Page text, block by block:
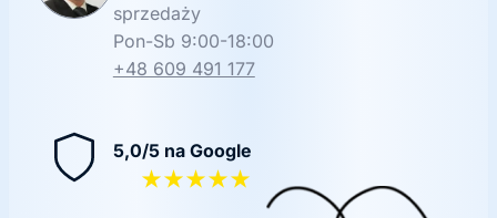
sprzedaży
Pon-Sb 9:00-18:00
+48 609 491 177
5,0/5 na Google
★★★★★